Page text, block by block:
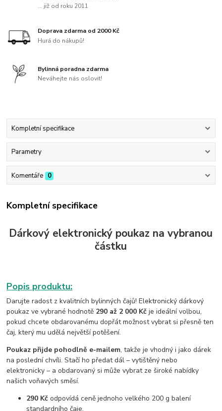
... již od roku 2011
Doprava zdarma od 2000 Kč
Hurá do nákupů!
Bylinná poradna zdarma
Neváhejte nás oslovit!
Kompletní specifikace
Parametry
Komentáře 0
Kompletní specifikace
Dárkový elektronický poukaz na vybranou
částku
Popis produktu:
Darujte radost z kvalitních bylinných čajů! Elektronický dárkový
poukaz ve vybrané hodnotě 290 až 2 000 Kč je ideální volbou,
pokud chcete obdarovanému dopřát možnost vybrat si přesně ten
čaj, který mu udělá největší potěšení.
Poukaz přijde pohodlně e-mailem, takže je vhodný i jako dárek
na poslední chvíli. Stačí ho předat dál – vytištěný nebo
elektronicky – a obdarovaný si může vybrat ze široké nabídky
našich voňavých směsí.
290 Kč odpovídá ceně jednoho velkého 200 g balení
standardního čaje.